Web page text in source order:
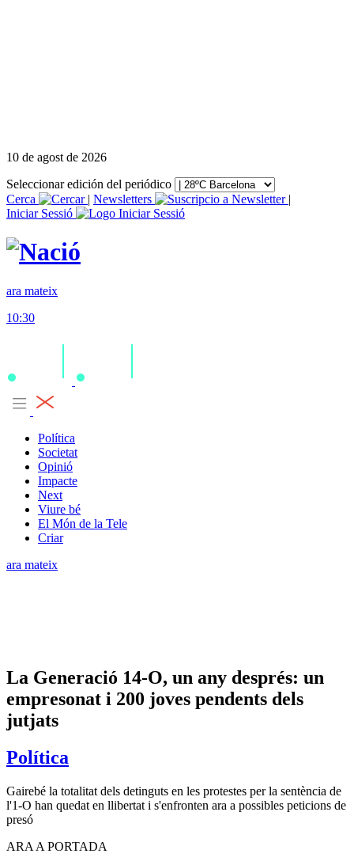
10 de agost de 2026
Seleccionar edición del periódico
Cerca
| Newsletters
|
Iniciar Sessió
ara mateix
10:30
Política
Societat
Opinió
Impacte
Next
Viure bé
El Món de la Tele
Criar
ara mateix
La Generació 14-O, un any després: un
empresonat i 200 joves pendents dels
jutjats
Política
Gairebé la totalitat dels detinguts en les protestes per la sentència de
l'1-O han quedat en llibertat i s'enfronten ara a possibles peticions de
presó
ARA A PORTADA